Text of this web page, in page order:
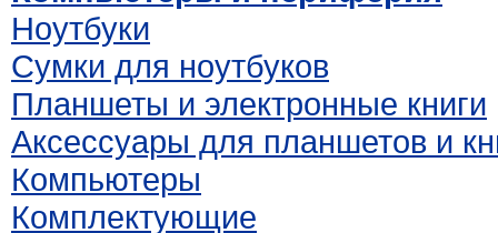
Ноутбуки
Сумки для ноутбуков
Планшеты и электронные книги
Аксессуары для планшетов и
Компьютеры
Комплектующие